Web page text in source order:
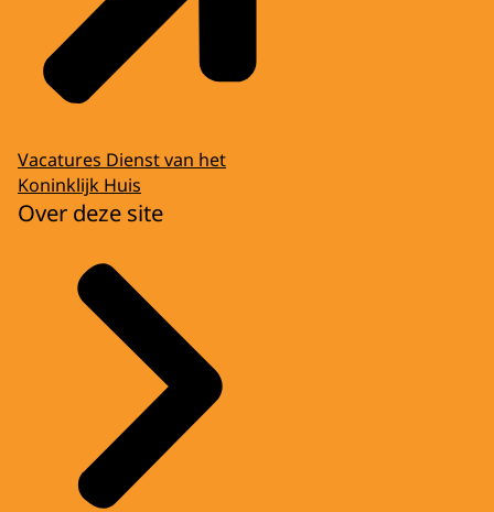
Vacatures Dienst van het
Koninklijk Huis
Over deze site